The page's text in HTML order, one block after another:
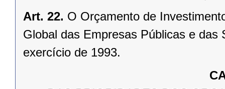
Art. 22. O Orçamento de
Global das Empresas Públicas e
exercício de 1993.